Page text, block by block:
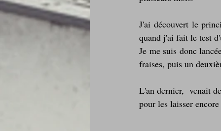
J'ai découvert le
quand j'ai fait le test
Je me suis donc
fraises, puis un
L'an dernier,  venait
pour les laisser